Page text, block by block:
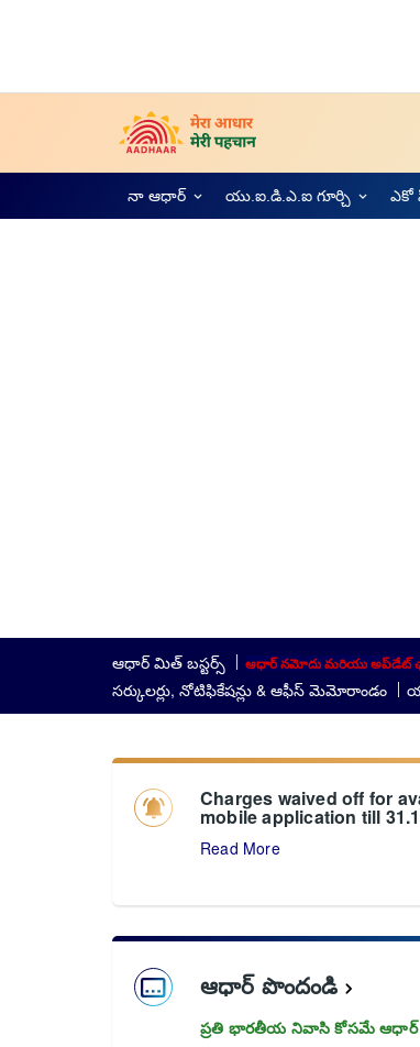
నా ఆధార్ యు.ఐ.డి.ఎ.ఐ గూర్చి ఎకో
ఆధార్ మిత్ బస్టర్స్ ఆధార్ నమోదు మరియు అప్‌డేట్
సర్కులర్లు, నోటిఫికేషన్లు & ఆఫీస్ మెమోరాండం
Charges waived off for
mobile application till
Read More
ఆధార్ పొందండి
ప్రతి భారతీయ నివాసి కోసమే ఆధార్